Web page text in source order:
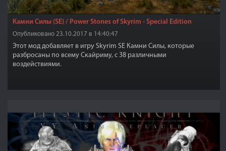
Камни Силы (SE) / Power Stones of Skyrim - Special Edition
Опубликовано 23.10.2017 в 14:40:47
Этот мод добавляет в игру Skyrim SE Камни Силы, которые
разбросаны по всему Скайриму, с 38 различными
воздействиями.